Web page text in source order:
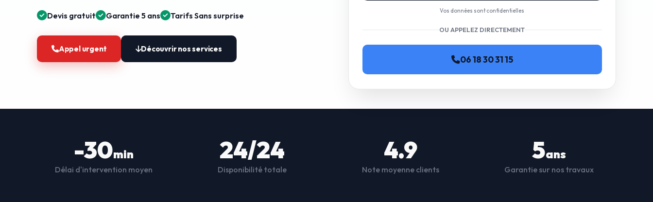
Devis gratuit Garantie 5 ans Tarifs Sans surprise
Appel urgent Découvrir nos services
Vos données sont confidentielles
OU APPELEZ DIRECTEMENT
06 18 30 31 15
-30min
Délai d'intervention moyen
24/24
Disponibilité totale
4.9
Note moyenne clients
5ans
Garantie sur nos travaux